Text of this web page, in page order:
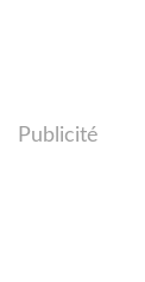
Publicité